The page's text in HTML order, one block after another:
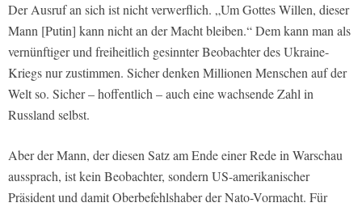
Der Ausruf an sich ist nicht verwerflich. „Um Gottes Willen, dieser
Mann [Putin] kann nicht an der Macht bleiben.“ Dem kann man als
vernünftiger und freiheitlich gesinnter Beobachter des Ukraine-
Kriegs nur zustimmen. Sicher denken Millionen Menschen auf der
Welt so. Sicher – hoffentlich – auch eine wachsende Zahl in
Russland selbst.
Aber der Mann, der diesen Satz am Ende einer Rede in Warschau
aussprach, ist kein Beobachter, sondern US-amerikanischer
Präsident und damit Oberbefehlshaber der Nato-Vormacht. Für